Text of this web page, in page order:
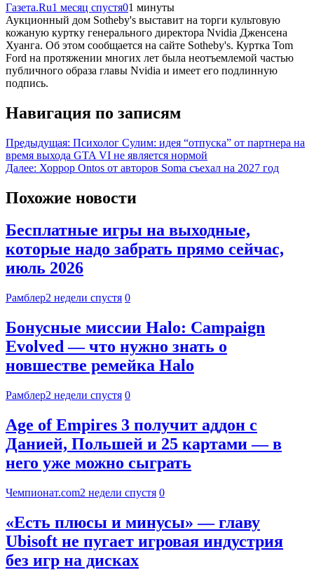
Газета.Ru1 месяц спустя01 минуты
Аукционный дом Sotheby's выставит на торги культовую
кожаную куртку генерального директора Nvidia Дженсена
Хуанга. Об этом сообщается на сайте Sotheby's. Куртка Tom
Ford на протяжении многих лет была неотъемлемой частью
публичного образа главы Nvidia и имеет его подлинную
подпись.
Навигация по записям
Предыдущая: Психолог Сулим: идея “отпуска” от партнера на
время выхода GTA VI не является нормой
Далее: Хоррор Ontos от авторов Soma съехал на 2027 год
Похожие новости
Бесплатные игры на выходные,
которые надо забрать прямо сейчас,
июль 2026
Рамблер2 недели спустя 0
Бонусные миссии Halo: Campaign
Evolved — что нужно знать о
новшестве ремейка Halo
Рамблер2 недели спустя 0
Age of Empires 3 получит аддон с
Данией, Польшей и 25 картами — в
него уже можно сыграть
Чемпионат.com2 недели спустя 0
«Есть плюсы и минусы» — главу
Ubisoft не пугает игровая индустрия
без игр на дисках